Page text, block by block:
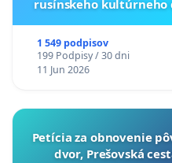
rusínskeho kultúrneho
1 549 podpisov
199 Podpisy / 30 dni
11 Jun 2026
​Petícia za obnovenie
dvor, Prešovská